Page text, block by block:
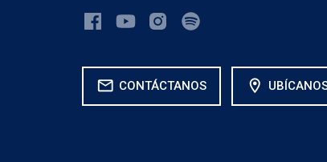
mail CONTÁCTANOS location_on